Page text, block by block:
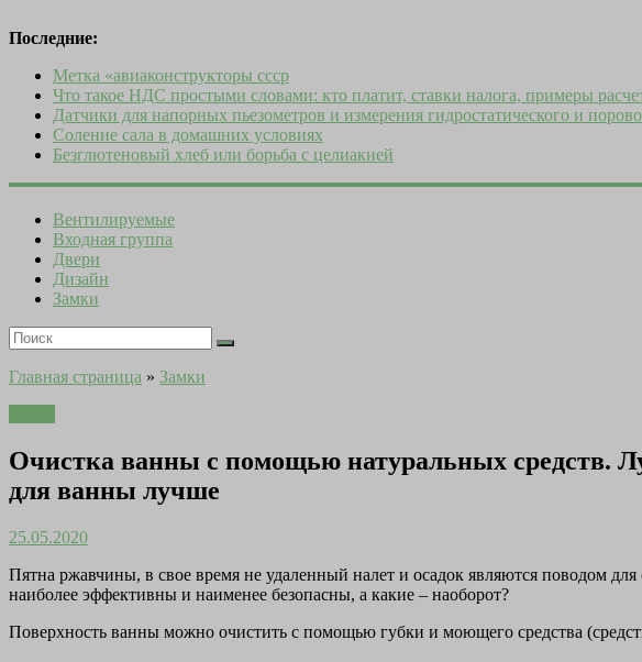
Последние:
Метка «авиаконструкторы ссср
Что такое НДС простыми словами: кто платит, ставки налога, примеры
Датчики для напорных пьезометров и измерения гидростатического и
Соление сала в домашних условиях
Безглютеновый хлеб или борьба с целиакией
Вентилируемые
Входная группа
Двери
Дизайн
Замки
Главная страница » Замки
Очистка ванны с помощью натуральных средств.
для ванны лучше
25.05.2020
Пятна ржавчины, в свое время не удаленный налет и осадок являются поводом
наиболее эффективны и наименее безопасны, а какие – наоборот?
Поверхность ванны можно очистить с помощью губки и моющего средства